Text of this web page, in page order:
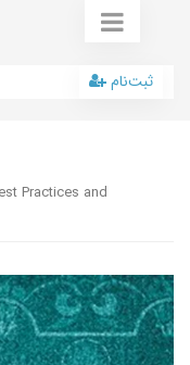
ثبت‌نام
Practices and